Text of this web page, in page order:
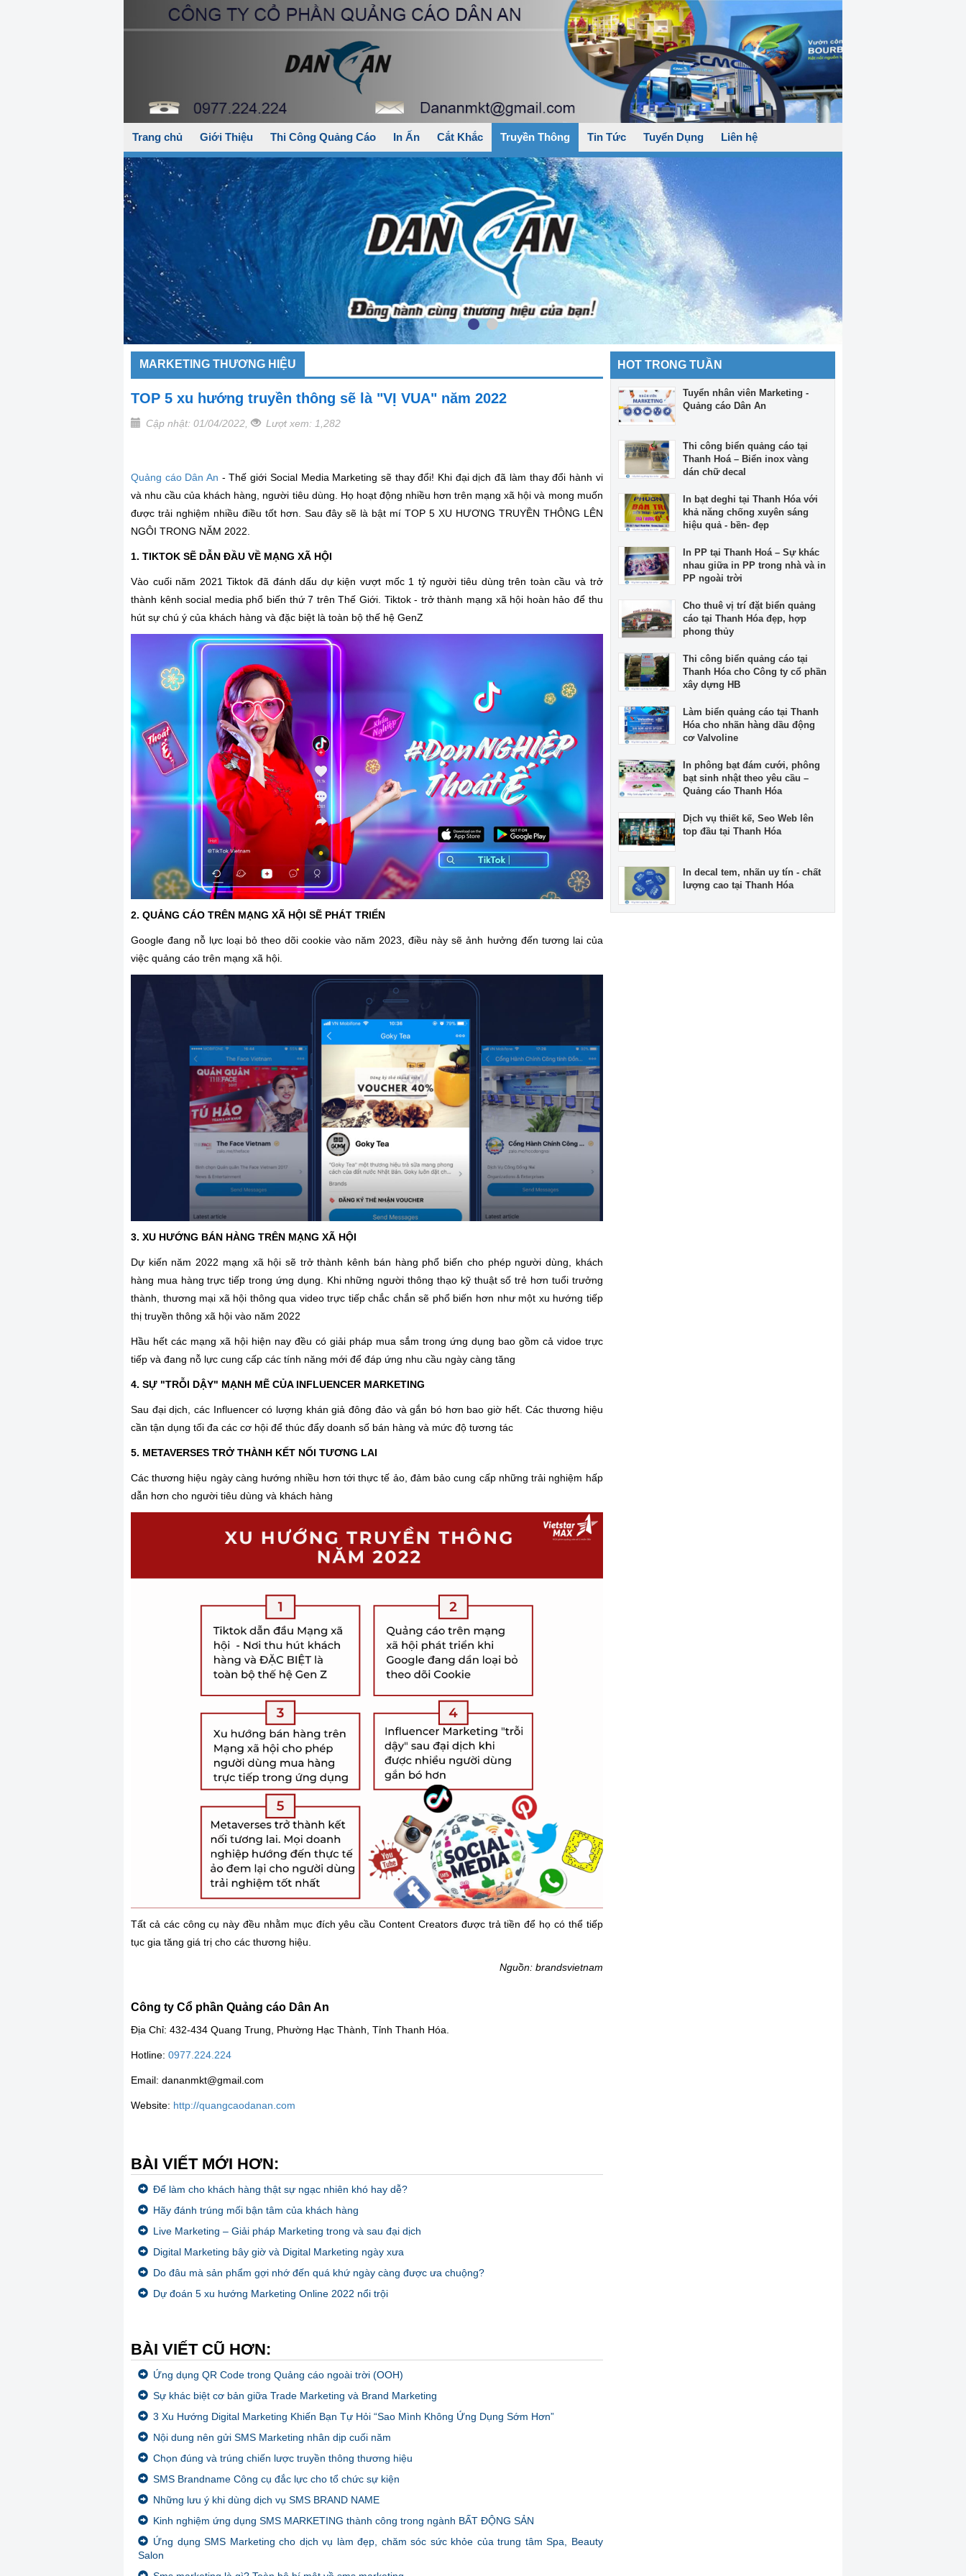
Trang chủ Giới Thiệu Thi Công Quảng Cáo In Ấn Cắt Khắc Truyền Thông Tin Tức Tuyển Dụng Liên hệ
MARKETING THƯƠNG HIỆU
TOP 5 xu hướng truyền thông sẽ là "VỊ VUA" năm 2022
Cập nhật: 01/04/2022, Lượt xem: 1,282
Quảng cáo Dân An - Thế giới Social Media Marketing sẽ thay đổi! Khi đại dịch đã làm thay đổi hành vi
và nhu cầu của khách hàng, người tiêu dùng. Họ hoạt động nhiều hơn trên mạng xã hội và mong muốn
được trải nghiệm nhiều điều tốt hơn. Sau đây sẽ là bật mí TOP 5 XU HƯƠNG TRUYỀN THÔNG LÊN
NGÔI TRONG NĂM 2022.
1. TIKTOK SẼ DẪN ĐẦU VỀ MẠNG XÃ HỘI
Vào cuối năm 2021 Tiktok đã đánh dấu dự kiện vượt mốc 1 tỷ người tiêu dùng trên toàn cầu và trở
thành kênh social media phổ biến thứ 7 trên Thế Giới. Tiktok - trở thành mạng xã hội hoàn hảo để thu
hút sự chú ý của khách hàng và đặc biệt là toàn bộ thế hệ GenZ
2. QUẢNG CÁO TRÊN MẠNG XÃ HỘI SẼ PHÁT TRIỂN
Google đang nỗ lực loại bỏ theo dõi cookie vào năm 2023, điều này sẽ ảnh hưởng đến tương lai của
việc quảng cáo trên mạng xã hội.
3. XU HƯỚNG BÁN HÀNG TRÊN MẠNG XÃ HỘI
Dự kiến năm 2022 mạng xã hội sẽ trở thành kênh bán hàng phổ biến cho phép người dùng, khách
hàng mua hàng trực tiếp trong ứng dụng. Khi những người thông thạo kỹ thuật số trẻ hơn tuổi trưởng
thành, thương mại xã hội thông qua video trực tiếp chắc chắn sẽ phổ biến hơn như một xu hướng tiếp
thị truyền thông xã hội vào năm 2022
Hầu hết các mạng xã hội hiện nay đều có giải pháp mua sắm trong ứng dụng bao gồm cả vidoe trực
tiếp và đang nỗ lực cung cấp các tính năng mới để đáp ứng nhu cầu ngày càng tăng
4. SỰ "TRỖI DẬY" MẠNH MẼ CỦA INFLUENCER MARKETING
Sau đại dịch, các Influencer có lượng khán giả đông đảo và gắn bó hơn bao giờ hết. Các thương hiệu
cần tận dụng tối đa các cơ hội để thúc đẩy doanh số bán hàng và mức độ tương tác
5. METAVERSES TRỞ THÀNH KẾT NỐI TƯƠNG LAI
Các thương hiệu ngày càng hướng nhiều hơn tới thực tế ảo, đảm bảo cung cấp những trải nghiệm hấp
dẫn hơn cho người tiêu dùng và khách hàng
Tất cả các công cụ này đều nhằm mục đích yêu cầu Content Creators được trả tiền để họ có thể tiếp
tục gia tăng giá trị cho các thương hiệu.
Nguồn: brandsvietnam
Công ty Cổ phần Quảng cáo Dân An
Địa Chỉ: 432-434 Quang Trung, Phường Hạc Thành, Tỉnh Thanh Hóa.
Hotline: 0977.224.224
Email: dananmkt@gmail.com
Website: http://quangcaodanan.com
BÀI VIẾT MỚI HƠN:
Để làm cho khách hàng thật sự ngạc nhiên khó hay dễ?
Hãy đánh trúng mối bận tâm của khách hàng
Live Marketing – Giải pháp Marketing trong và sau đại dịch
Digital Marketing bây giờ và Digital Marketing ngày xưa
Do đâu mà sản phẩm gợi nhớ đến quá khứ ngày càng được ưa chuộng?
Dự đoán 5 xu hướng Marketing Online 2022 nổi trội
BÀI VIẾT CŨ HƠN:
Ứng dụng QR Code trong Quảng cáo ngoài trời (OOH)
Sự khác biệt cơ bản giữa Trade Marketing và Brand Marketing
3 Xu Hướng Digital Marketing Khiến Bạn Tự Hỏi “Sao Mình Không Ứng Dụng Sớm Hơn”
Nội dung nên gửi SMS Marketing nhân dịp cuối năm
Chọn đúng và trúng chiến lược truyền thông thương hiệu
SMS Brandname Công cụ đắc lực cho tổ chức sự kiện
Những lưu ý khi dùng dịch vụ SMS BRAND NAME
Kinh nghiệm ứng dụng SMS MARKETING thành công trong ngành BẤT ĐỘNG SẢN
Ứng dụng SMS Marketing cho dịch vụ làm đẹp, chăm sóc sức khỏe của trung tâm Spa, Beauty
Salon
HOT TRONG TUẦN
Tuyển nhân viên Marketing -
Quảng cáo Dân An
Thi công biển quảng cáo tại
Thanh Hoá – Biển inox vàng
dán chữ decal
In bạt deghi tại Thanh Hóa với
khả năng chống xuyên sáng
hiệu quả - bền- đẹp
In PP tại Thanh Hoá – Sự khác
nhau giữa in PP trong nhà và in
PP ngoài trời
Cho thuê vị trí đặt biển quảng
cáo tại Thanh Hóa đẹp, hợp
phong thủy
Thi công biển quảng cáo tại
Thanh Hóa cho Công ty cổ phần
xây dựng HB
Làm biển quảng cáo tại Thanh
Hóa cho nhãn hàng dầu động
cơ Valvoline
In phông bạt đám cưới, phông
bạt sinh nhật theo yêu cầu –
Quảng cáo Thanh Hóa
Dịch vụ thiết kế, Seo Web lên
top đầu tại Thanh Hóa
In decal tem, nhãn uy tín - chất
lượng cao tại Thanh Hóa